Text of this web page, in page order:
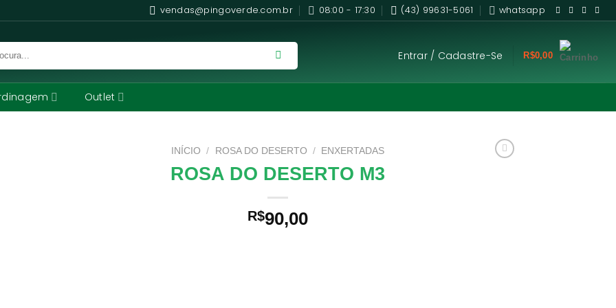
vendas@pingoverde.com.br 08:00 - 17:30 (43) 99631-5061 whatsapp
Entrar / Cadastre-Se R$0,00
Outlet
INÍCIO / ROSA DO DESERTO / ENXERTADAS
ROSA DO DESERTO M3
R$90,00